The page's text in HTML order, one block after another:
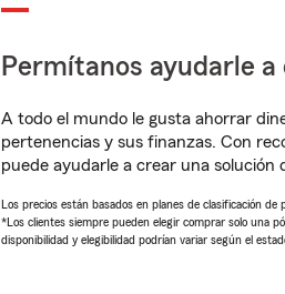
Permítanos ayudarle
A todo el mundo le gusta ahorrar
pertenencias y sus finanzas. Con
puede ayudarle a crear una solución
Los precios están basados en planes de clasificación
*Los clientes siempre pueden elegir comprar solo una
disponibilidad y elegibilidad podrían variar según el